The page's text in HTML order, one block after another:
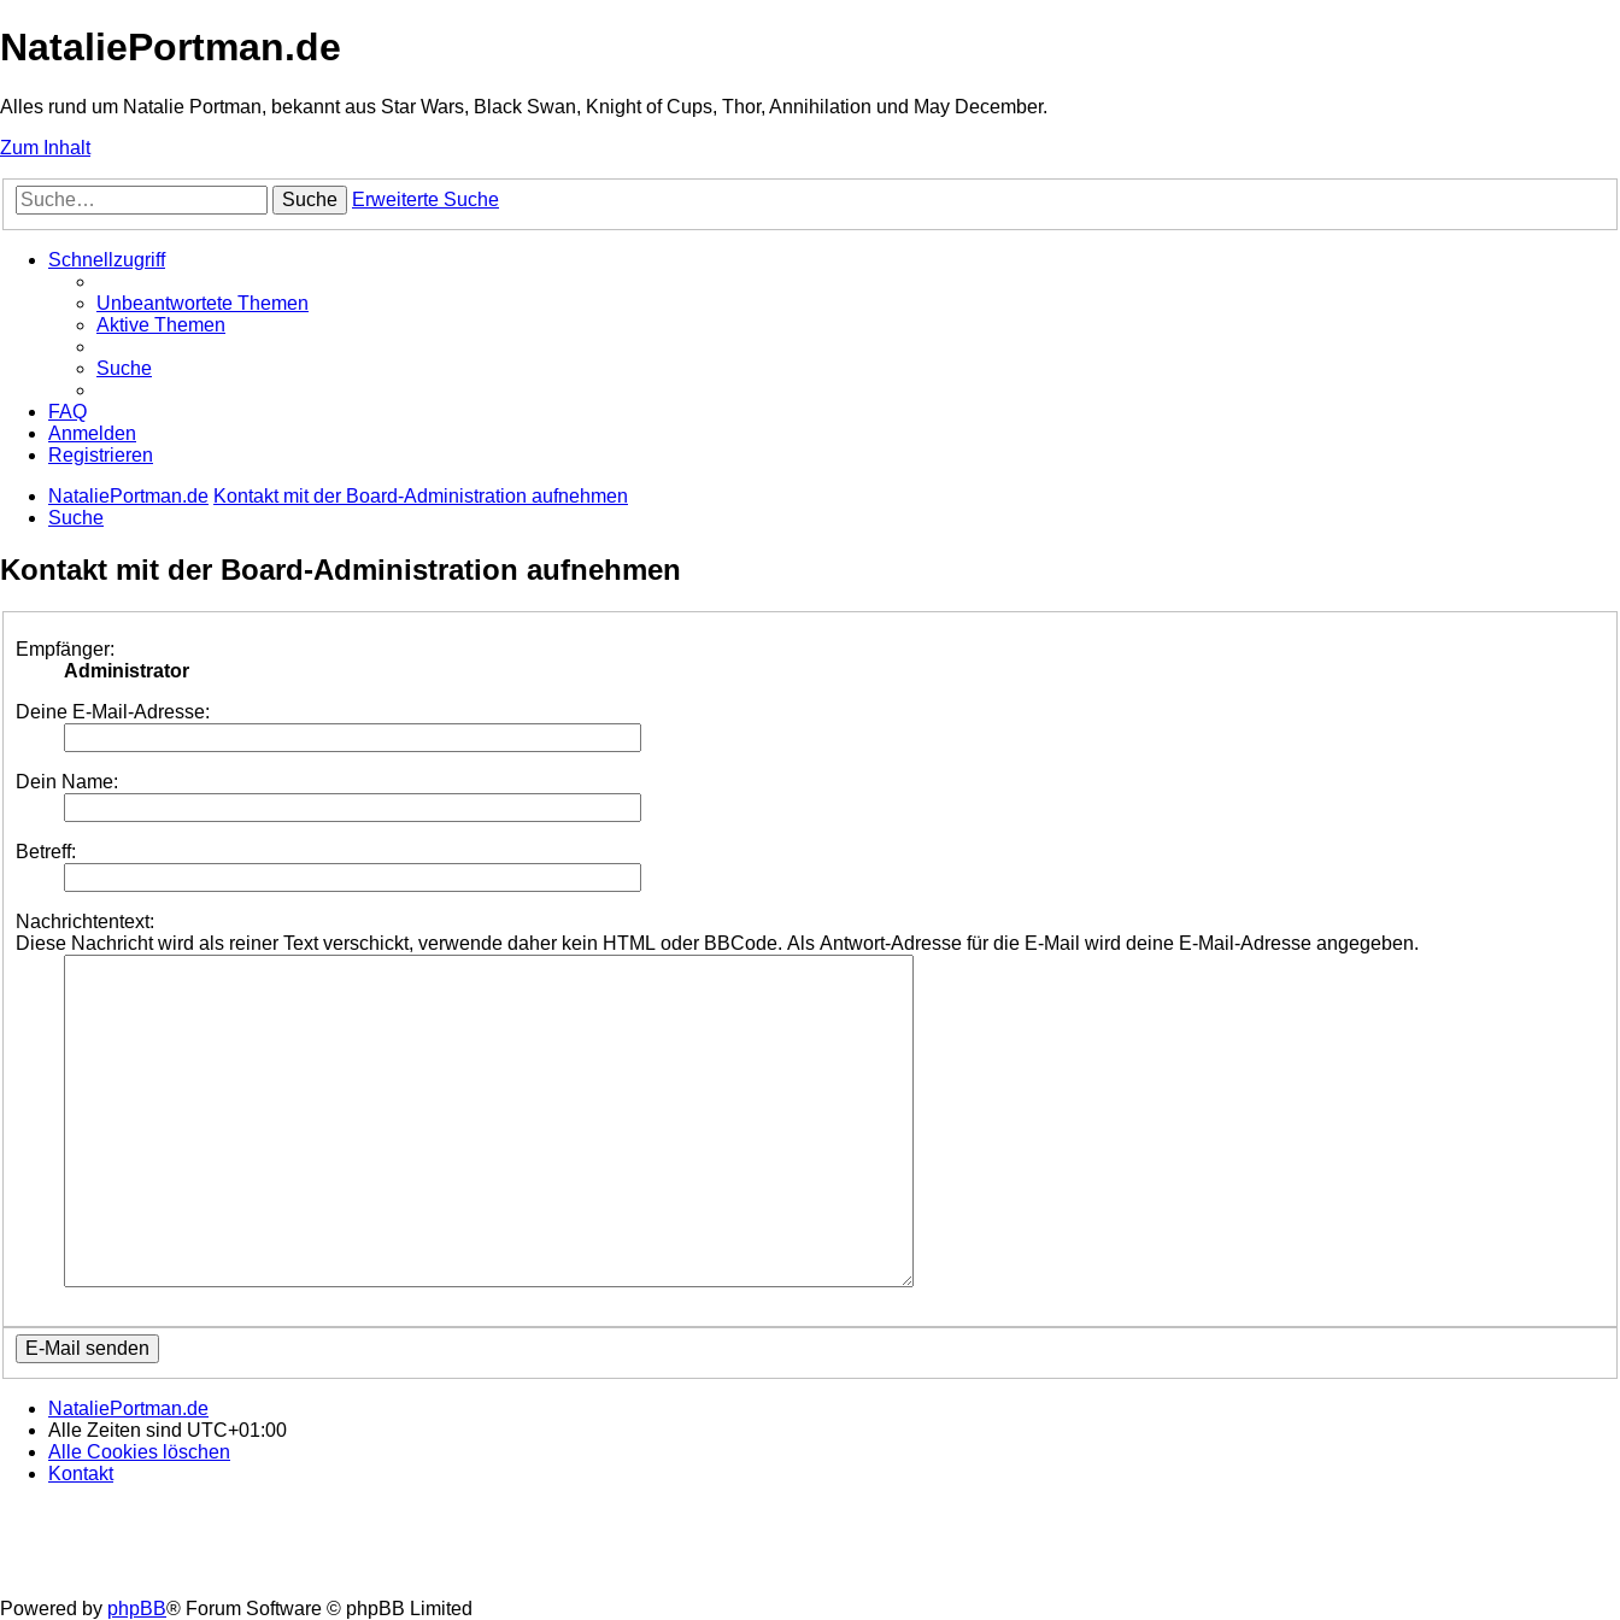
NataliePortman.de
Alles rund um Natalie Portman, bekannt aus Star Wars, Black Swan, Knight of Cups, Thor, Annihilation und May December.
Zum Inhalt
Suche Erweiterte Suche
Schnellzugriff
Unbeantwortete Themen
Aktive Themen
Suche
FAQ
Anmelden
Registrieren
NataliePortman.de Kontakt mit der Board-Administration aufnehmen
Suche
Kontakt mit der Board-Administration aufnehmen
Empfänger:
Administrator
Deine E-Mail-Adresse:
Dein Name:
Betreff:
Nachrichtentext:
Diese Nachricht wird als reiner Text verschickt, verwende daher kein HTML oder BBCode. Als Antwort-Adresse für die E-Mail wird deine E-Mail-Adresse angegeben.
NataliePortman.de
Alle Zeiten sind UTC+01:00
Alle Cookies löschen
Kontakt
Powered by phpBB® Forum Software © phpBB Limited